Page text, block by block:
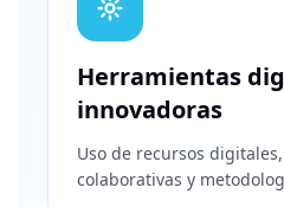
Herramientas
innovadoras
Uso de recursos
colaborativas y